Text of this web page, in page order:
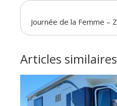
Articles similaires